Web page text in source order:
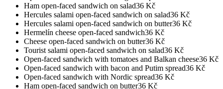
Ham open-faced sandwich on salad36 Kč
Hercules salami open-faced sandwich on salad36 Kč
Hercules salami open-faced sandwich on butter36 Kč
Hermelín cheese open-faced sandwich36 Kč
Cheese open-faced sandwich on butter36 Kč
Tourist salami open-faced sandwich on salad36 Kč
Open-faced sandwich with tomatoes and Balkan cheese36 Kč
Open-faced sandwich with bacon and Putim spread36 Kč
Open-faced sandwich with Nordic spread36 Kč
Ham open-faced sandwich on butter36 Kč